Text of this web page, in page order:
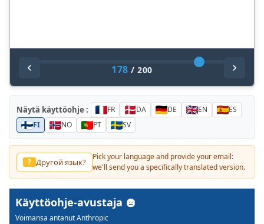
178 /200
Näytä käyttöohje : FR DA DE EN
ES
FI
NO PT SV
? Другой язык?
Pick your language and provide your email:
we'll send you a specifically translated version.
Käyttöohje-avustaja
Voimansa antanut Anthropic